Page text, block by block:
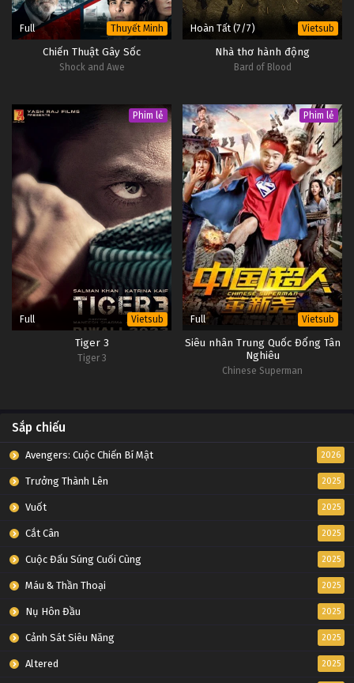
Full Thuyết Minh
Chiến Thuật Gây Sốc
Shock and Awe
Hoàn Tất (7/7) Vietsub
Nhà thơ hành động
Bard of Blood
Phim lẻ
Full Vietsub
Tiger 3
Tiger 3
Phim lẻ
Full Vietsub
Siêu nhân Trung Quốc Đổng Tân
Nghiêu
Chinese Superman
Sắp chiếu
Avengers: Cuộc Chiến Bí Mật 2026
Trưởng Thành Lên 2025
Vuốt 2025
Cắt Cân 2025
Cuộc Đấu Súng Cuối Cùng 2025
Máu & Thần Thoại 2025
Nụ Hôn Đầu 2025
Cảnh Sát Siêu Năng 2025
Altered 2025